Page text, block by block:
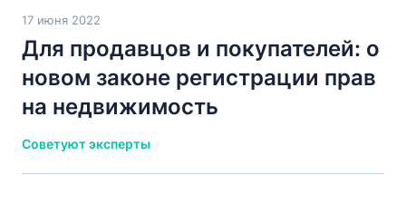
17 июня 2022
Для продавцов и покупателей: о
новом законе регистрации прав
на недвижимость
Советуют эксперты